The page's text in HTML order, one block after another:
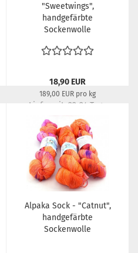
"Sweetwings",
handgefärbte
Sockenwolle
18,90 EUR
189,00 EUR pro kg
Lieferzeit: 22-24 Tage
Alpaka Sock - "Catnut",
handgefärbte
Sockenwolle